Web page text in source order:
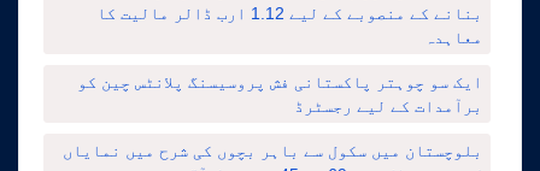
بنانے کے منصوبے کے لیے 1.12 ارب ڈالر مالیت کا
معاہدہ
ایک سو چوہتر پاکستانی فش پروسیسنگ پلانٹس چین کو
برآمدات کے لیے رجسٹرڈ
بلوچستان میں سکول سے باہر بچوں کی شرح میں نمایاں